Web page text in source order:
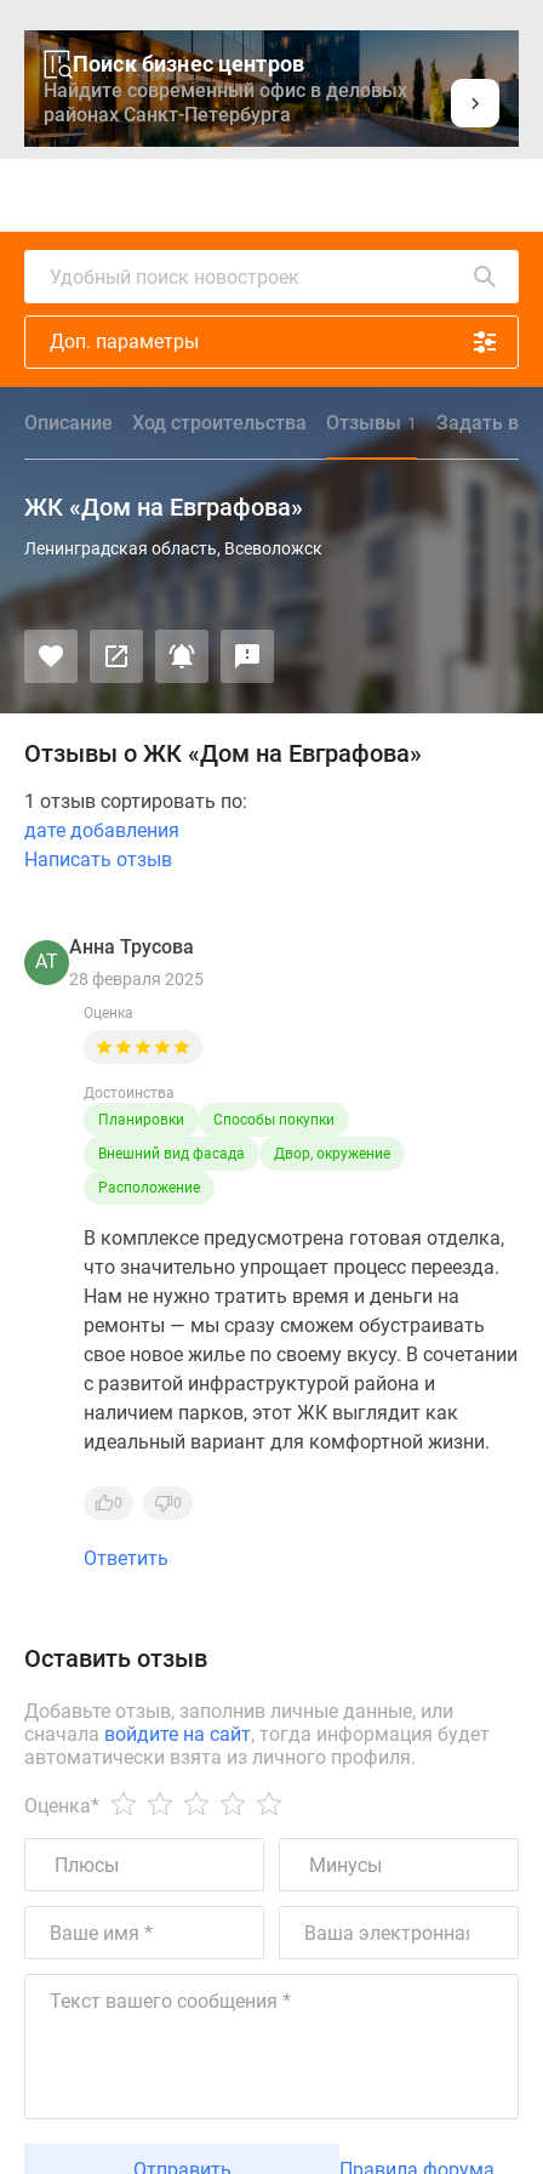
Поиск бизнес центров
Найдите современный офис в деловых
районах Санкт-Петербурга
Удобный поиск новостроек
Доп. параметры
Описание Ход строительства Отзывы 1 Задать
ЖК «Дом на Евграфова»
Ленинградская область, Всеволожск
Отзывы о ЖК «Дом на Евграфова»
1 отзыв сортировать по:
дате добавления
Написать отзыв
АТ
Анна Трусова
28 февраля 2025
Оценка
Достоинства
Планировки
Способы покупки
Внешний вид фасада
Двор, окружение
Расположение
В комплексе предусмотрена готовая отделка,
что значительно упрощает процесс переезда.
Нам не нужно тратить время и деньги на
ремонты — мы сразу сможем обустраивать
свое новое жилье по своему вкусу. В сочетании
с развитой инфраструктурой района и
наличием парков, этот ЖК выглядит как
идеальный вариант для комфортной жизни.
0 0
Ответить
Оставить отзыв
Добавьте отзыв, заполнив личные данные, или
сначала войдите на сайт, тогда информация будет
автоматически взята из личного профиля.
Оценка*